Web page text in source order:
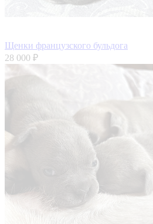
Щенки французского бульдога
28 000 ₽